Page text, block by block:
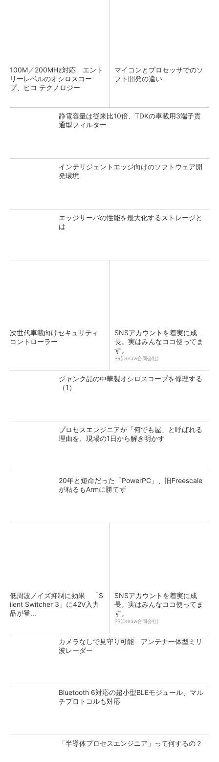
100M／200MHz対応 エント
リーレベルのオシロスコー
プ、ピコ テクノロジー
マイコンとプロセッサでのソ
フト開発の違い
静電容量は従来比10倍、TDKの車載用3端子貫
通型フィルター
インテリジェントエッジ向けのソフトウェア開
発環境
エッジサーバの性能を最大化するストレージと
は
次世代車載向けセキュリティ
コントローラー
SNSアカウントを着実に成
長。実はみんなココ使ってま
す。
PR(Dreaw合同会社)
ジャンク品の中華製オシロスコープを修理する
（1）
プロセスエンジニアが「何でも屋」と呼ばれる
理由を、現場の1日から解き明かす
20年と短命だった「PowerPC」、旧Freescale
が粘るもArmに勝てず
低周波ノイズ抑制に効果 「S
ilent Switcher 3」に42V入力
品が登...
SNSアカウントを着実に成
長。実はみんなココ使ってま
す。
PR(Dreaw合同会社)
カメラなしで見守り可能 アンテナ一体型ミリ
波レーダー
Bluetooth 6対応の超小型BLEモジュール、マル
チプロトコルも対応
「半導体プロセスエンジニア」って何するの？